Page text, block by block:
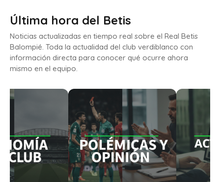
Última hora del Betis
Noticias actualizadas en tiempo real sobre el Real Betis
Balompié. Toda la actualidad del club verdiblanco con
información directa para conocer qué ocurre ahora
mismo en el equipo.